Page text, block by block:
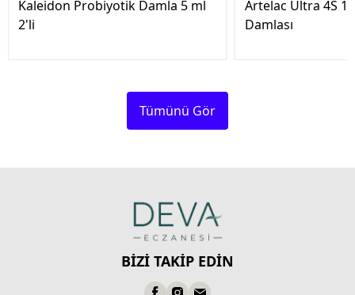
Kaleidon Probiyotik Damla 5 ml
2'li
Artelac Ultra 4S
Damlası
Tümünü Gör
BİZİ TAKİP EDİN